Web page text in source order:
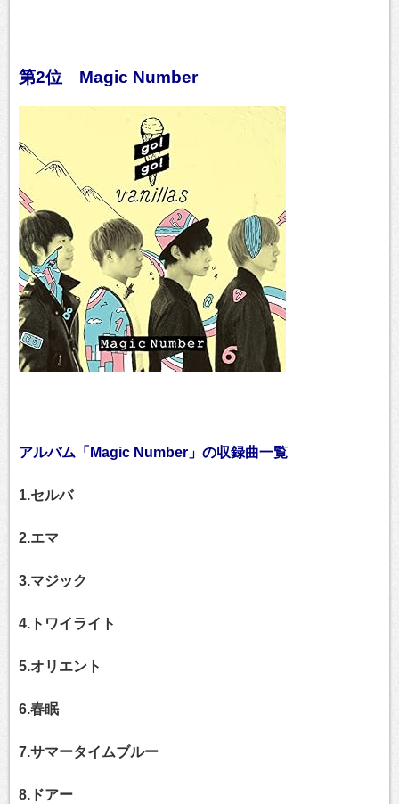
第2位 Magic Number
アルバム「Magic Number」の収録曲一覧
1.セルバ
2.エマ
3.マジック
4.トワイライト
5.オリエント
6.春眠
7.サマータイムブルー
8.ドアー